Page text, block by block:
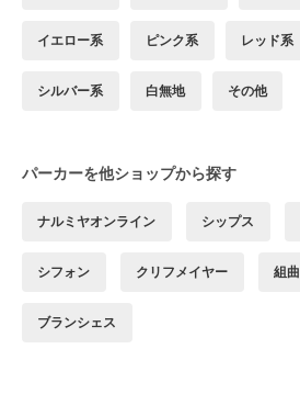
イエロー系 ピンク系 レッド系
シルバー系 白無地 その他
パーカーを他ショップから探す
ナルミヤオンライン シップス
シフォン クリフメイヤー 組曲
ブランシェス